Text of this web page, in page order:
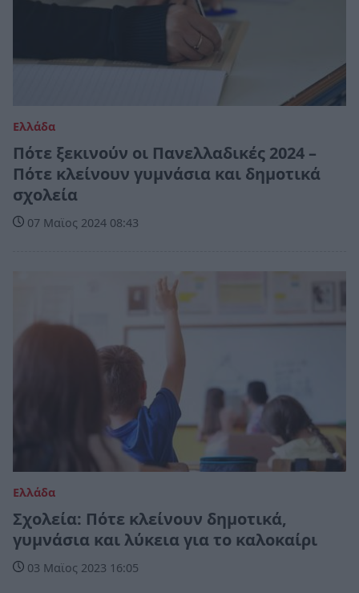
Ελλάδα
Πότε ξεκινούν οι Πανελλαδικές 2024 –
Πότε κλείνουν γυμνάσια και δημοτικά
σχολεία
07 Μαϊος 2024 08:43
Ελλάδα
Σχολεία: Πότε κλείνουν δημοτικά,
γυμνάσια και λύκεια για το καλοκαίρι
03 Μαϊος 2023 16:05